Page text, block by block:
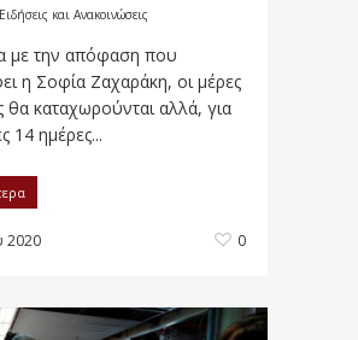
Ειδήσεις και Ανακοινώσεις
με την απόφαση που
η Σοφία Ζαχαράκη, οι μέρες
θα καταχωρoύνται αλλά, για
14 ημέρες...
2020 0